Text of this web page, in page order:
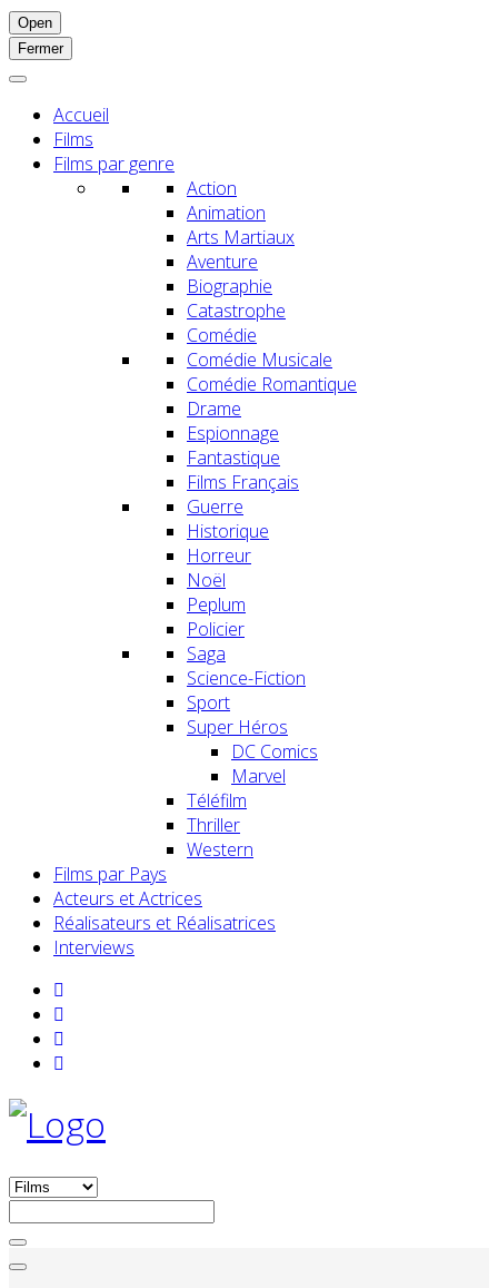
Open
Fermer
Accueil
Films
Films par genre
Action
Animation
Arts Martiaux
Aventure
Biographie
Catastrophe
Comédie
Comédie Musicale
Comédie Romantique
Drame
Espionnage
Fantastique
Films Français
Guerre
Historique
Horreur
Noël
Peplum
Policier
Saga
Science-Fiction
Sport
Super Héros
DC Comics
Marvel
Téléfilm
Thriller
Western
Films par Pays
Acteurs et Actrices
Réalisateurs et Réalisatrices
Interviews